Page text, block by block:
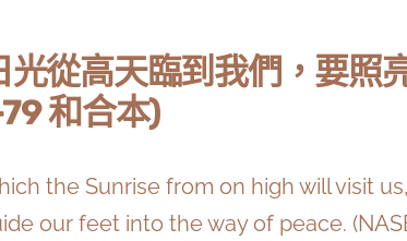
從高天臨到我們，要照
和合本)
the Sunrise from on high will visit us,
our feet into the way of peace.